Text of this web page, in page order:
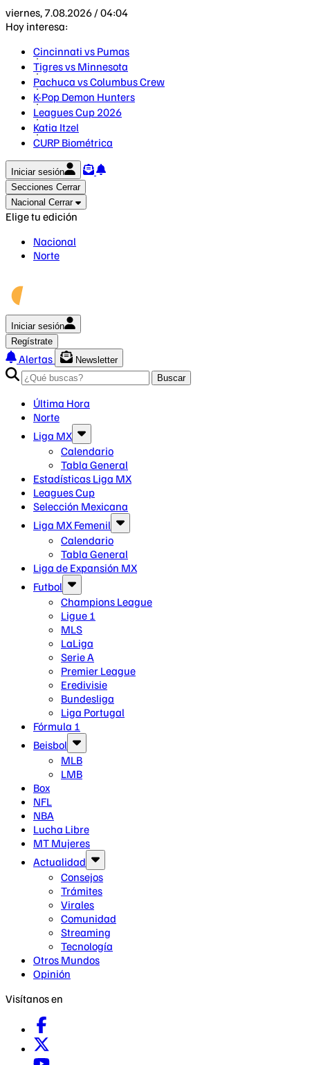
viernes, 7.08.2026 / 04:04
Hoy interesa:
Cincinnati vs Pumas
Tigres vs Minnesota
Pachuca vs Columbus Crew
K-Pop Demon Hunters
Leagues Cup 2026
Katia Itzel
CURP Biométrica
Iniciar sesión
Secciones Cerrar
Nacional Cerrar
Elige tu edición
Nacional
Norte
Iniciar sesión
Regístrate
Alertas
Newsletter
Buscar
Última Hora
Norte
Liga MX
Calendario
Tabla General
Estadísticas Liga MX
Leagues Cup
Selección Mexicana
Liga MX Femenil
Calendario
Tabla General
Liga de Expansión MX
Futbol
Champions League
Ligue 1
MLS
LaLiga
Serie A
Premier League
Eredivisie
Bundesliga
Liga Portugal
Fórmula 1
Beisbol
MLB
LMB
Box
NFL
NBA
Lucha Libre
MT Mujeres
Actualidad
Consejos
Trámites
Virales
Comunidad
Streaming
Tecnología
Otros Mundos
Opinión
Visítanos en